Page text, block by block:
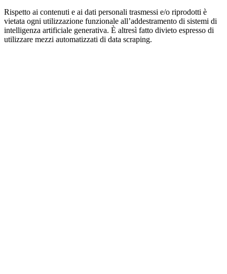
Rispetto ai contenuti e ai dati personali trasmessi e/o riprodotti è
vietata ogni utilizzazione funzionale all’addestramento di sistemi di
intelligenza artificiale generativa. È altresì fatto divieto espresso di
utilizzare mezzi automatizzati di data scraping.